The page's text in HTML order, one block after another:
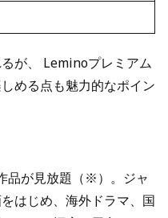
が、 Leminoプレミアム
める点も魅力的なポイン
品が見放題（※）。ジャ
はじめ、海外ドラマ、国